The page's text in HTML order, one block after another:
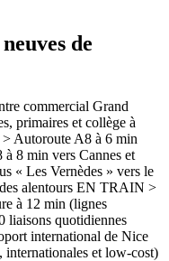
de
commercial Grand
primaires et collège à
Autoroute A8 à 6 min
8 min vers Cannes et
« Les Vernèdes » vers le
alentours EN TRAIN >
à 12 min (lignes
liaisons quotidiennes
international de Nice
internationales et low-cost)